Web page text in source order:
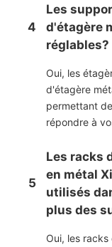
4
Les
d'étagère
réglables?
Oui, les
d'étagère
permettant
répondre à
5
Les racks
en métal
utilisés
plus des
Oui, les